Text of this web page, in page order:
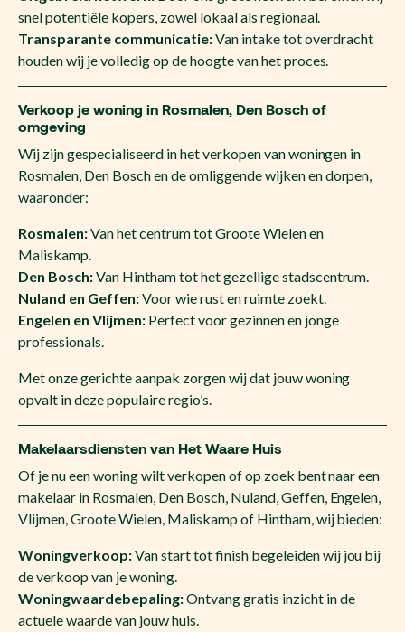
snel potentiële kopers, zowel lokaal als regionaal.
Transparante communicatie:Van intake tot overdracht
houden wij je volledig op de hoogte van het proces.
Verkoop je woning in Rosmalen, Den Bosch of
omgeving
Wij zijn gespecialiseerd in het verkopen van woningen in
Rosmalen, Den Bosch en de omliggende wijken en dorpen,
waaronder:
Rosmalen:Van het centrum tot Groote Wielen en
Maliskamp.
Den Bosch:Van Hintham tot het gezellige stadscentrum.
Nuland en Geffen:Voor wie rust en ruimte zoekt.
Engelen en Vlijmen:Perfect voor gezinnen en jonge
professionals.
Met onze gerichte aanpak zorgen wij dat jouw woning
opvalt in deze populaire regio’s.
Makelaarsdiensten van Het Waare Huis
Of je nu een woning wilt verkopen of op zoek bent naar een
makelaar in Rosmalen, Den Bosch, Nuland, Geffen, Engelen,
Vlijmen, Groote Wielen, Maliskamp of Hintham, wij bieden:
Woningverkoop:Van start tot finish begeleiden wij jou bij
de verkoop van je woning.
Woningwaardebepaling:Ontvang gratis inzicht in de
actuele waarde van jouw huis.